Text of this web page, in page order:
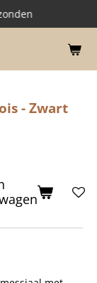
- Zwart